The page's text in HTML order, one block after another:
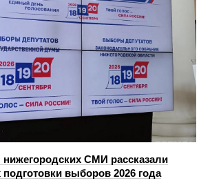
нижегородских СМИ рассказали
подготовки выборов 2026 года